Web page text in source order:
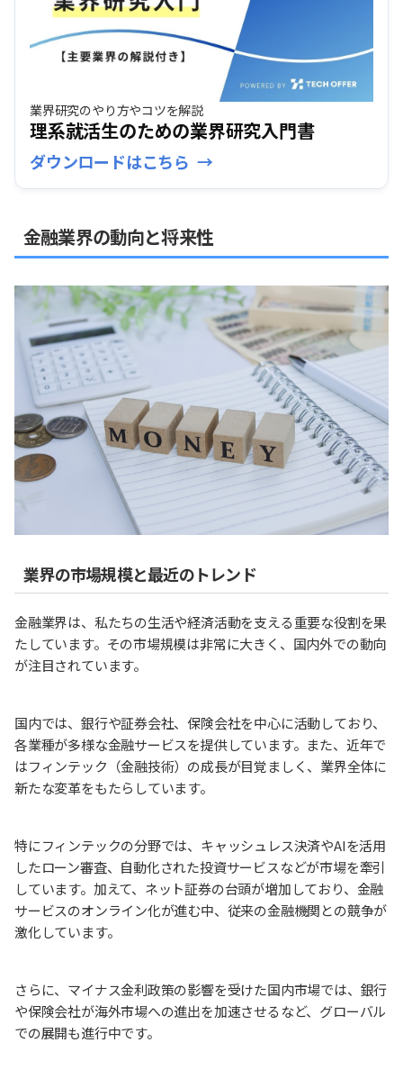
業界研究のやり方やコツを解説
理系就活生のための業界研究入門書
ダウンロードはこちら
金融業界の動向と将来性
業界の市場規模と最近のトレンド
金融業界は、私たちの生活や経済活動を支える重要な役割を果
たしています。その市場規模は非常に大きく、国内外での動向
が注目されています。
国内では、銀行や証券会社、保険会社を中心に活動しており、
各業種が多様な金融サービスを提供しています。また、近年で
はフィンテック（金融技術）の成長が目覚ましく、業界全体に
新たな変革をもたらしています。
特にフィンテックの分野では、キャッシュレス決済やAIを活用
したローン審査、自動化された投資サービスなどが市場を牽引
しています。加えて、ネット証券の台頭が増加しており、金融
サービスのオンライン化が進む中、従来の金融機関との競争が
激化しています。
さらに、マイナス金利政策の影響を受けた国内市場では、銀行
や保険会社が海外市場への進出を加速させるなど、グローバル
での展開も進行中です。